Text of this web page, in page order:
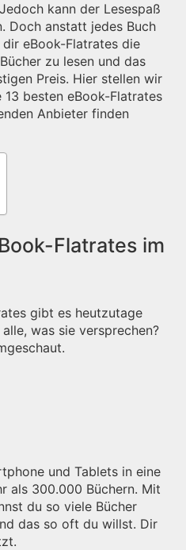
kann der Lesespaß
Doch anstatt jedes Buch
eBook-Flatrates die
zu lesen und das
Preis. Hier stellen wir
besten eBook-Flatrates
Anbieter finden
Flatrates im
gibt es heutzutage
was sie versprechen?
und Tablets in eine
als 300.000 Büchern. Mit
du so viele Bücher
das so oft du willst. Dir